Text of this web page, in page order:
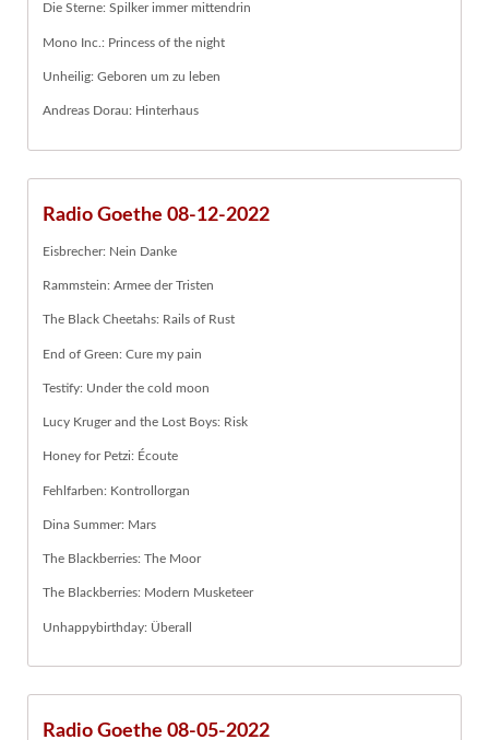
Die Sterne: Spilker immer mittendrin
Mono Inc.: Princess of the night
Unheilig: Geboren um zu leben
Andreas Dorau: Hinterhaus
Radio Goethe 08-12-2022
Eisbrecher: Nein Danke
Rammstein: Armee der Tristen
The Black Cheetahs: Rails of Rust
End of Green: Cure my pain
Testify: Under the cold moon
Lucy Kruger and the Lost Boys: Risk
Honey for Petzi: Écoute
Fehlfarben: Kontrollorgan
Dina Summer: Mars
The Blackberries: The Moor
The Blackberries: Modern Musketeer
Unhappybirthday: Überall
Radio Goethe 08-05-2022